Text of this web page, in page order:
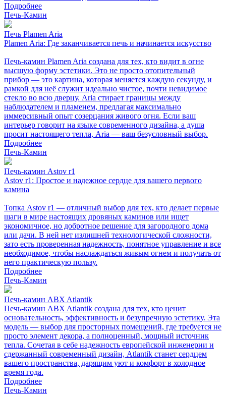
Подробнее
Печь-Камин
Печь Plamen Aria
Plamen Aria: Где заканчивается печь и начинается искусство
Печь-камин Plamen Aria создана для тех, кто видит в огне
высшую форму эстетики. Это не просто отопительный
прибор — это картина, которая меняется каждую секунду, и
рамкой для неё служит идеально чистое, почти невидимое
стекло во всю дверцу. Aria стирает границы между
наблюдателем и пламенем, предлагая максимально
иммерсивный опыт созерцания живого огня. Если ваш
интерьер говорит на языке современного дизайна, а душа
просит настоящего тепла, Aria — ваш безусловный выбор.
Подробнее
Печь-Камин
Печь-камин Astov r1
Astov r1: Простое и надежное сердце для вашего первого
камина
Топка Astov r1 — отличный выбор для тех, кто делает первые
шаги в мире настоящих дровяных каминов или ищет
экономичное, но добротное решение для загородного дома
или дачи. В ней нет излишней технологической сложности,
зато есть проверенная надежность, понятное управление и все
необходимое, чтобы наслаждаться живым огнем и получать от
него практическую пользу.
Подробнее
Печь-Камин
Печь-камин ABX Atlantik
Печь-камин ABX Atlantik создана для тех, кто ценит
основательность, эффективность и безупречную эстетику. Эта
модель — выбор для просторных помещений, где требуется не
просто элемент декора, а полноценный, мощный источник
тепла. Сочетая в себе надежность европейской инженерии и
сдержанный современный дизайн, Atlantik станет сердцем
вашего пространства, дарящим уют и комфорт в холодное
время года.
Подробнее
Печь-Камин